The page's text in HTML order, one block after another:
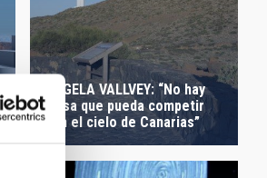
ÁNGELA VALLVEY: “No hay
musa que pueda competir
con el cielo de Canarias”